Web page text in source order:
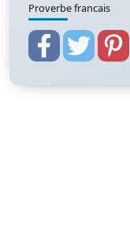
Proverbe francais